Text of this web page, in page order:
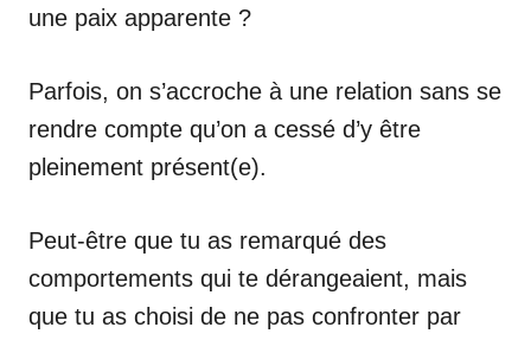
une paix apparente ?
Parfois, on s’accroche à une relation sans se
rendre compte qu’on a cessé d’y être
pleinement présent(e).
Peut-être que tu as remarqué des
comportements qui te dérangeaient, mais
que tu as choisi de ne pas confronter par